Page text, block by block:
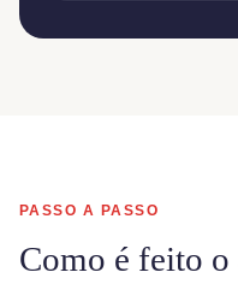
PASSO A PASSO
Como é feito o